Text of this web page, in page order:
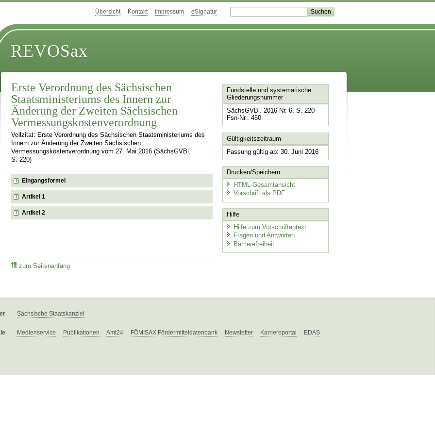
Übersicht Kontakt Impressum eSignatur
REVOSax
Erste Verordnung des Sächsischen
Staatsministeriums des Innern zur
Änderung der Zweiten Sächsischen
Vermessungskostenverordnung
Vollzitat: Erste Verordnung des Sächsischen Staatsministeriums des
Innern zur Änderung der Zweiten Sächsischen
Vermessungskostenverordnung vom 27. Mai 2016 (SächsGVBl.
S. 220)
Eingangsformel
Artikel 1
Artikel 2
zum Seitenanfang
Fundstelle und systematische
Gliederungsnummer
SächsGVBl. 2016 Nr. 6, S. 220
Fsn-Nr.: 450
Gültigkeitszeitraum
Fassung gültig ab: 30. Juni 2016
Drucken/Speichern
HTML-Gesamtansicht
Vorschrift als PDF
Hilfe
Hilfe zum Vorschriftentext
Fragen und Antworten
Barrierefreiheit
Sächsische Staatskanzlei
Medienservice Publikationen Amt24 FÖMISAX Fördermitteldatenbank Newsletter Karriereportal EDAS